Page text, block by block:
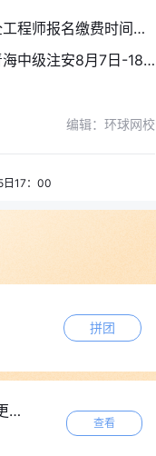
2026年河南注册安全工程师报名缴费时间定了！8月19日17：00截止
时间提醒！2026年青海中级注安8月7日-18日开展资格核查，材料务必清晰完整
编辑：环球网校
日17：00
拼团
查看